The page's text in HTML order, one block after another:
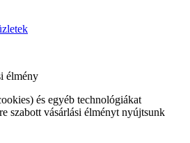
élmény
és egyéb technológiákat
szabott vásárlási élményt nyújtsunk